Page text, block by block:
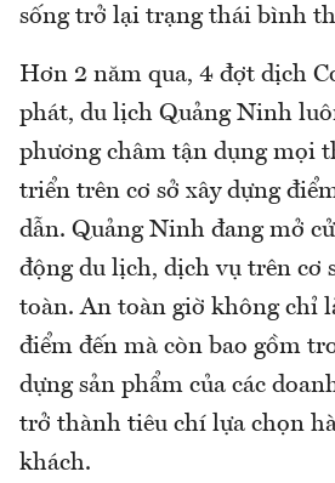
sống trở lại trạng thái bình
Hơn 2 năm qua, 4 đợt dịch
phát, du lịch Quảng Ninh
phương châm tận dụng mọi
triển trên cơ sở xây dựng
dẫn. Quảng Ninh đang mở
động du lịch, dịch vụ trên cơ
toàn. An toàn giờ không chỉ
điểm đến mà còn bao gồm
dựng sản phẩm của các
trở thành tiêu chí lựa chọn
khách.